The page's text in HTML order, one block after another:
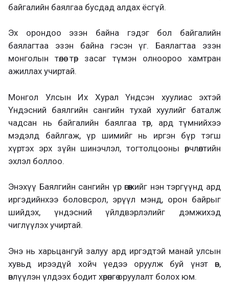
байгалийн баялгаа бусдад алдах ёсгүй.
Эх орондоо эзэн байна гэдэг бол байгалийн
баялагтаа эзэн байна гэсэн үг. Баялагтаа эзэн
монголын төлөө төр засаг түмэн олноороо хамтран
ажиллах учиртай.
Монгол Улсын Их Хурал Үндсэн хуулиас эхтэй
Үндэсний баялгийн сангийн тухай хуулийг баталж
чадсан нь байгалийн баялгаа төр, ард түмнийхээ
мэдэлд байлгаж, үр шимийг нь иргэн бүр тэгш
хүртэх эрх зүйн шинэчлэл, тогтолцооны өөрчлөлтийн
эхлэл боллоо.
Энэхүү Баялгийн сангийн үр өгөөжийг нэн тэргүүнд ард
иргэдийнхээ боловсрол, эрүүл мэнд, орон байрыг
шийдэх, үндэсний үйлдвэрлэлийг дэмжихэд
чиглүүлэх учиртай.
Энэ нь харьцангуй залуу ард иргэдтэй манай улсын
хувьд ирээдүй хойч үедээ оруулж буй үнэт өв,
өвлүүлэн үлдээх бодит хөрөнгө оруулалт болох юм.